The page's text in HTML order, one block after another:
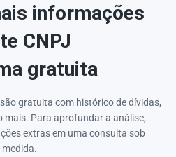
informações
CNPJ
gratuita
gratuita com histórico de dívidas,
Para aprofundar a análise,
extras em uma consulta sob
medida.